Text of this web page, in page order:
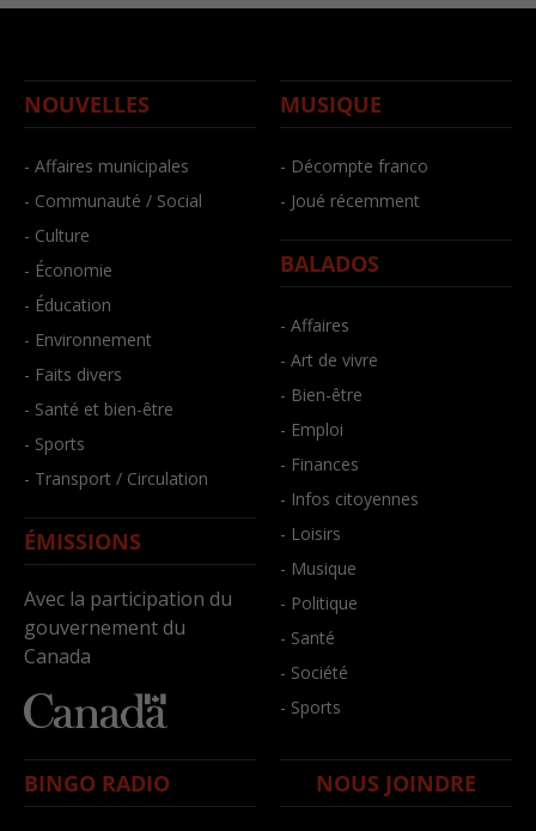
NOUVELLES
- Affaires municipales
- Communauté / Social
- Culture
- Économie
- Éducation
- Environnement
- Faits divers
- Santé et bien-être
- Sports
- Transport / Circulation
ÉMISSIONS
Avec la participation du
gouvernement du
Canada
MUSIQUE
- Décompte franco
- Joué récemment
BALADOS
- Affaires
- Art de vivre
- Bien-être
- Emploi
- Finances
- Infos citoyennes
- Loisirs
- Musique
- Politique
- Santé
- Société
- Sports
BINGO RADIO NOUS JOINDRE